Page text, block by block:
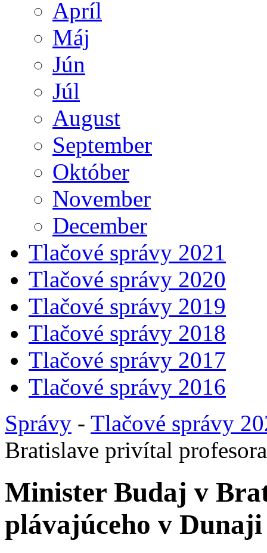
Apríl
Máj
Jún
Júl
August
September
Október
November
December
Tlačové správy 2021
Tlačové správy 2020
Tlačové správy 2019
Tlačové správy 2018
Tlačové správy 2017
Tlačové správy 2016
Správy - Tlačové správy
Bratislave privítal
Minister Budaj v
plávajúceho v Dunaji